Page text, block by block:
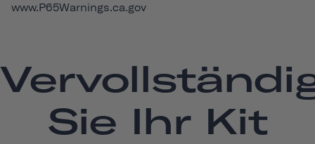
www.P65Warnings.ca.gov
Sie Ihr Kit